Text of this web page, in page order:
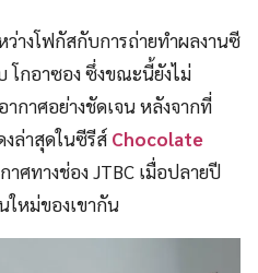
ว่างโฟกัสกับการถ่ายทำผลงานซี
โกอาซอง ซึ่งขณะนี้ยังไม่
กาศอย่างชัดเจน หลังจากที่
ล่าสุดในซีรีส์ Chocolate
ศทางช่อง JTBC เมื่อปลายปี
ใหม่ของเขากัน